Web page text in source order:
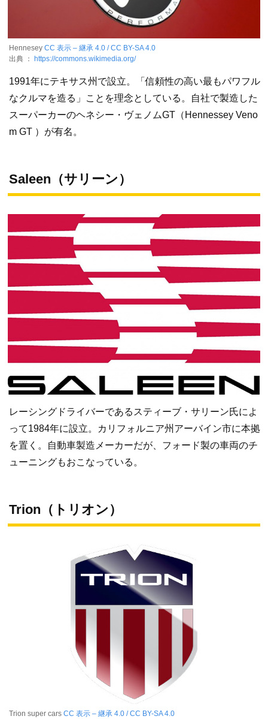
Hennesey CC 表示 – 継承 4.0 / CC BY-SA 4.0
出典 ：
https://commons.wikimedia.org/
1991年にテキサス州で設立。「信頼性の高い最もパワフル
なクルマを造る」ことを理念としている。自社で製造した
スーパーカーのヘネシー・ヴェノムGT（Hennessey Veno
m GT ）が有名。
Saleen（サリーン）
レーシングドライバーであるスティーブ・サリーン氏によ
って1984年に設立。カリフォルニア州アーバイン市に本拠
を置く。自動車製造メーカーだが、フォード製の車両のチ
ューニングもおこなっている。
Trion（トリオン）
Trion super cars CC 表示 – 継承 4.0 / CC BY-SA 4.0